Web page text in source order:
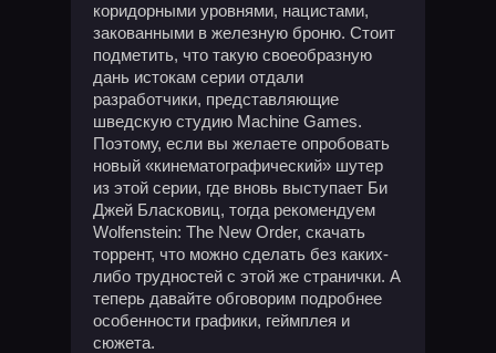
коридорными уровнями, нацистами,
закованными в железную броню. Стоит
подметить, что такую своеобразную
дань истокам серии отдали
разработчики, представляющие
шведскую студию Machine Games.
Поэтому, если вы желаете опробовать
новый «кинематографический» шутер
из этой серии, где вновь выступает Би
Джей Бласковиц, тогда рекомендуем
Wolfenstein: The New Order, скачать
торрент, что можно сделать без каких-
либо трудностей с этой же странички. А
теперь давайте обговорим подробнее
особенности графики, геймплея и
сюжета.